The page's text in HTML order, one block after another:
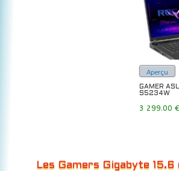
Aperçu
GAMER
S5234W
3 299.00€
Les Gamers Gigabyte 15.6